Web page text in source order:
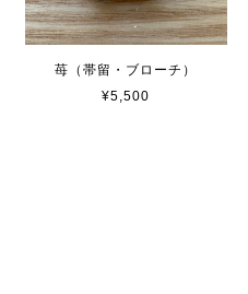
苺（帯留・ブローチ）
¥5,500